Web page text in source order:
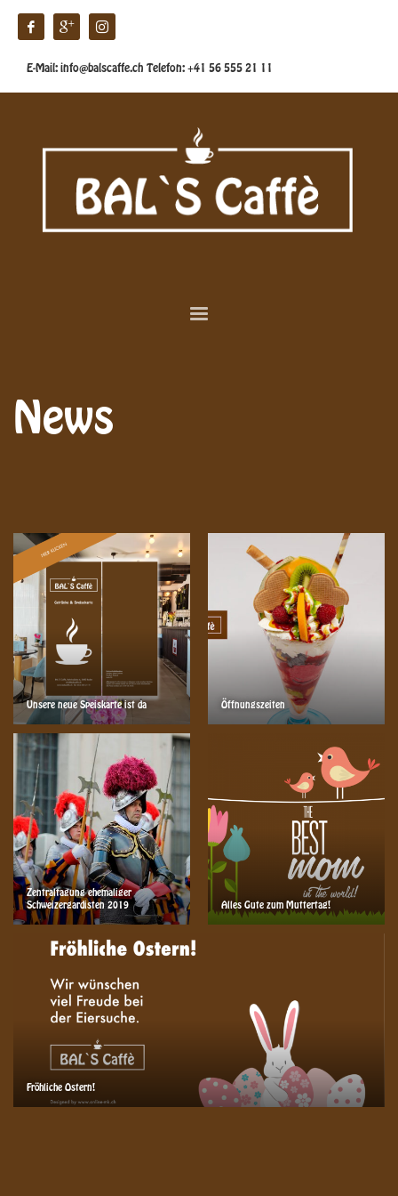
E-Mail: info@balscaffe.ch Telefon: +41 56 555 21 11
News
Unsere neue Speiskarte ist da Öffnungszeiten
Zentraltagung ehemaliger
Schweizergardisten 2019
Alles Gute zum Muttertag!
Fröhliche Ostern!